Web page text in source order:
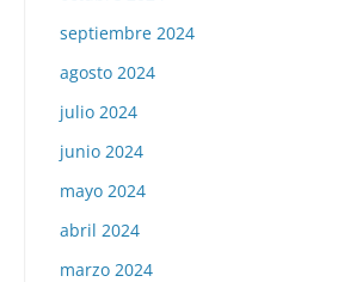
septiembre 2024
agosto 2024
julio 2024
junio 2024
mayo 2024
abril 2024
marzo 2024